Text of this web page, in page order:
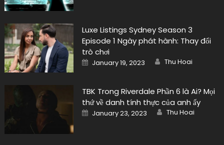
Luxe Listings Sydney Season 3
Episode 1 Ngày phát hành: Thay đổi
trò chơi
Posted
on
January 19, 2023 Author
Thu Hoai
TBK Trong Riverdale Phần 6 là Ai? Mọi
thứ về danh tính thực của anh ấy
Posted
on
January 23, 2023 Author
Thu Hoai